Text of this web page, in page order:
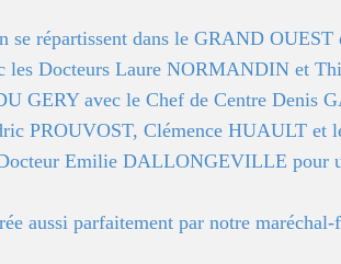
se répartissent dans le GRAND
les Docteurs Laure NORMANDIN et
GERY avec le Chef de Centre
PROUVOST, Clémence HUAULT et
Emilie DALLONGEVILLE pour
aussi parfaitement par notre